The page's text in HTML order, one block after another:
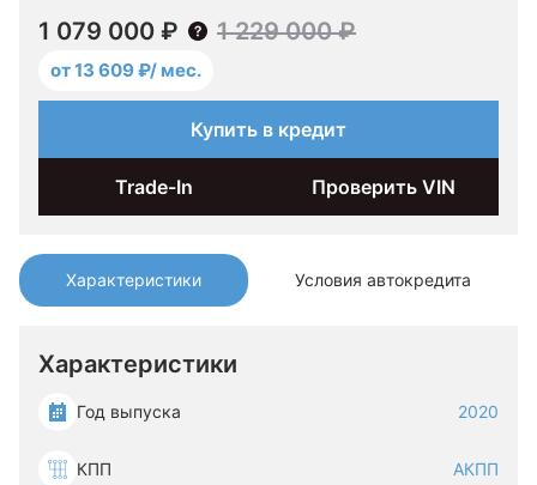
Характеристики Условия автокредита
Характеристики
Год выпуска 2020
КПП АКПП
1 079 000 ₽ 1 229 000 ₽
от 13 609 ₽/ мес.
Купить в кредит
Trade-In Проверить VIN